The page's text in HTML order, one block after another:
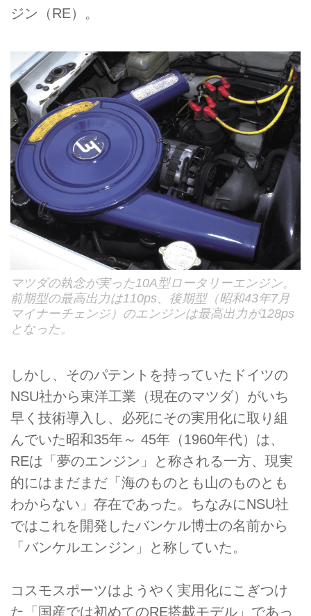
ジン（RE）。
マツダの執念が実った10A型ロータリーエンジン。
前期型の最高出力は110ps、後期型（昭和43年7月
マイナーチェンジ）のエンジンは最高出力が128ps
となった。
しかし、そのパテントを持っていたドイツの
NSU社から東洋工業（現在のマツダ）がいち
早く技術導入し、必死にその実用化に取り組
んでいた昭和35年～ 45年（1960年代）は、
REは「夢のエンジン」と称される一方、現実
的にはまだまだ「海のものとも山のものとも
わからない」存在であった。ちなみにNSU社
ではこれを開発したバンケル博士の名前から
「バンケルエンジン」と称していた。
コスモスポーツはようやく実用化にこぎつけ
た「国産では初めてのRE搭載モデル」であっ